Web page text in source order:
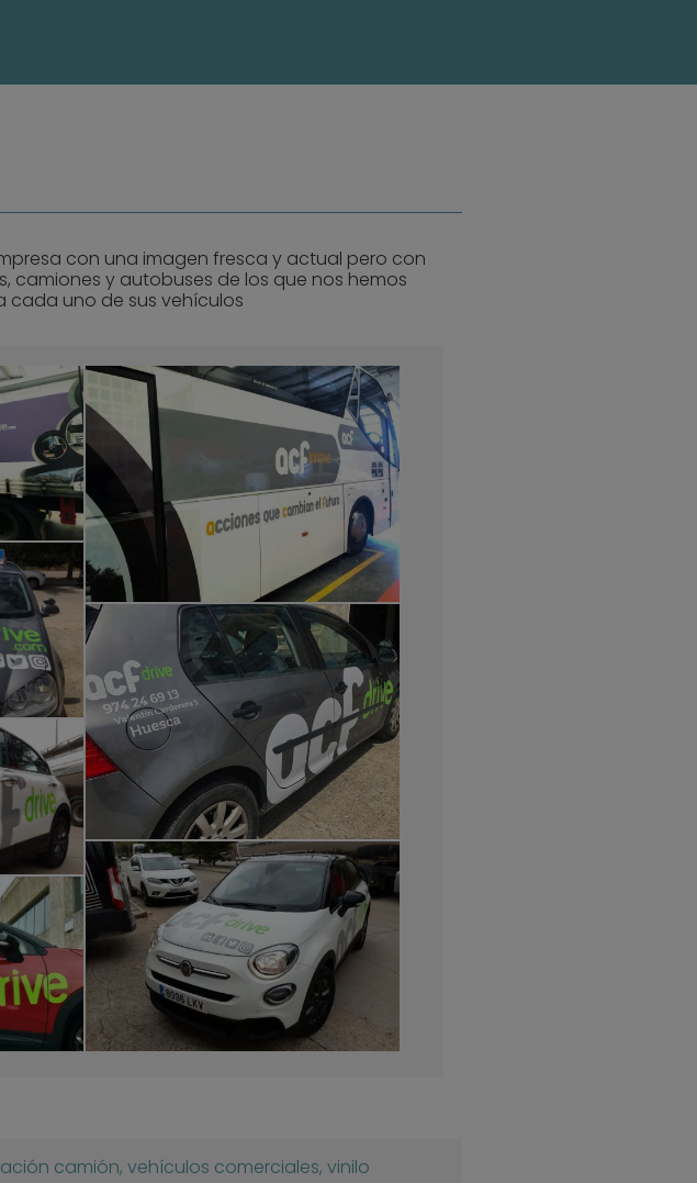
con una imagen fresca y actual pero con
camiones y autobuses de los que nos hemos
uno de sus vehículos
camión, vehículos comerciales, vinilo